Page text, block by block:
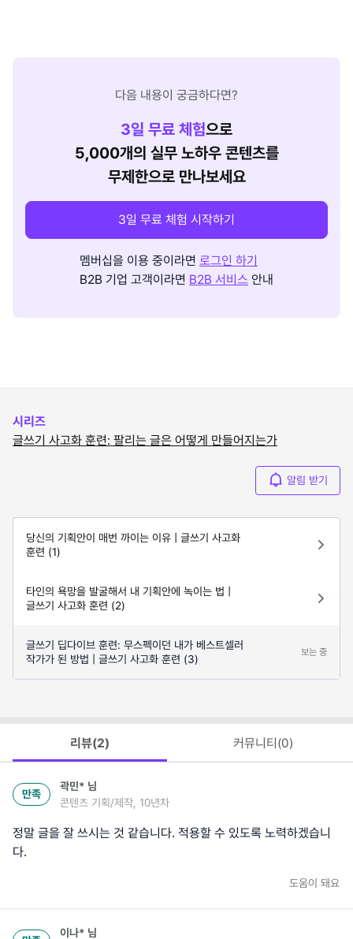
다음 내용이 궁금하다면?
3일 무료 체험으로
5,000개의 실무 노하우 콘텐츠를
무제한으로 만나보세요
3일 무료 체험 시작하기
멤버십을 이용 중이라면 로그인 하기
B2B 기업 고객이라면 B2B 서비스 안내
시리즈
글쓰기 사고화 훈련: 팔리는 글은 어떻게 만들어지는가
알림 받기
당신의 기획안이 매번 까이는 이유 | 글쓰기 사고화
훈련 (1)
타인의 욕망을 발굴해서 내 기획안에 녹이는 법 |
글쓰기 사고화 훈련 (2)
글쓰기 딥다이브 훈련: 무스펙이던 내가 베스트셀러
작가가 된 방법 | 글쓰기 사고화 훈련 (3)
보는 중
리뷰(2) 커뮤니티(0)
만족
곽민* 님
콘텐츠 기획/제작, 10년차
정말 글을 잘 쓰시는 것 같습니다. 적용할 수 있도록 노력하겠습니
다.
도움이 돼요
이나* 님